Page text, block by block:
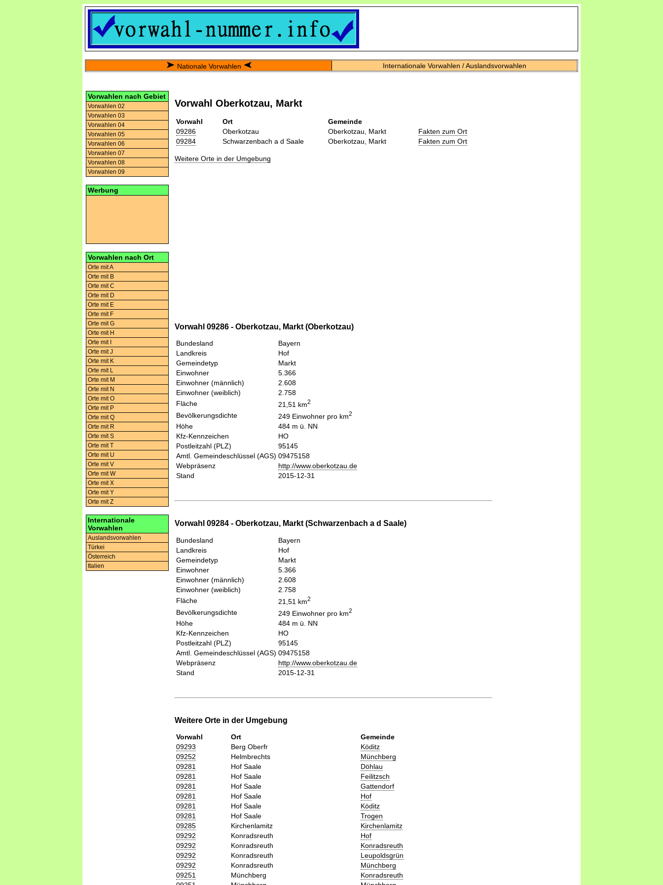
Nationale Vorwahlen Internationale Vorwahlen / Auslandsvorwahlen
Vorwahlen nach Gebiet
Vorwahlen 02
Vorwahlen 03
Vorwahlen 04
Vorwahlen 05
Vorwahlen 06
Vorwahlen 07
Vorwahlen 08
Vorwahlen 09
Werbung
Vorwahlen nach Ort
Orte mit A
Orte mit B
Orte mit C
Orte mit D
Orte mit E
Orte mit F
Orte mit G
Orte mit H
Orte mit I
Orte mit J
Orte mit K
Orte mit L
Orte mit M
Orte mit N
Orte mit O
Orte mit P
Orte mit Q
Orte mit R
Orte mit S
Orte mit T
Orte mit U
Orte mit V
Orte mit W
Orte mit X
Orte mit Y
Orte mit Z
Internationale
Vorwahlen
Auslandsvorwahlen
Türkei
Österreich
Italien
Vorwahl Oberkotzau, Markt
Vorwahl Ort
Gemeinde
09286
Oberkotzau Oberkotzau, Markt
Fakten zum Ort
09284
Schwarzenbach a d Saale Oberkotzau, Markt Fakten zum Ort
Weitere Orte in der Umgebung
Vorwahl 09286 - Oberkotzau, Markt (Oberkotzau)
Bundesland
Bayern
Landkreis
Hof
Gemeindetyp
Markt
Einwohner
5.366
Einwohner (männlich)
2.608
Einwohner (weiblich)
2.758
Fläche
21,51 km2
Bevölkerungsdichte 249 Einwohner pro km2
Höhe
484 m ü. NN
Kfz-Kennzeichen
HO
Postleitzahl (PLZ)
95145
Amtl. Gemeindeschlüssel (AGS) 09475158
Webpräsenz
http://www.oberkotzau.de
Stand
2015-12-31
Vorwahl 09284 - Oberkotzau, Markt (Schwarzenbach a d Saale)
Bundesland
Bayern
Landkreis
Hof
Gemeindetyp
Markt
Einwohner
5.366
Einwohner (männlich)
2.608
Einwohner (weiblich)
2.758
Fläche
21,51 km2
Bevölkerungsdichte 249 Einwohner pro km2
Höhe
484 m ü. NN
Kfz-Kennzeichen
HO
Postleitzahl (PLZ)
95145
Amtl. Gemeindeschlüssel (AGS) 09475158
Webpräsenz
http://www.oberkotzau.de
Stand
2015-12-31
Weitere Orte in der Umgebung
Vorwahl Ort
Gemeinde
09293
Berg Oberfr
Köditz
09252
Helmbrechts
Münchberg
09281
Hof Saale
Döhlau
09281
Hof Saale
Feilitzsch
09281
Hof Saale
Gattendorf
09281
Hof Saale
Hof
09281
Hof Saale
Köditz
09281
Hof Saale
Trogen
09285
Kirchenlamitz
Kirchenlamitz
09292
Konradsreuth
Hof
09292
Konradsreuth
Konradsreuth
09292
Konradsreuth
Leupoldsgrün
09292
Konradsreuth
Münchberg
09251
Münchberg
Konradsreuth